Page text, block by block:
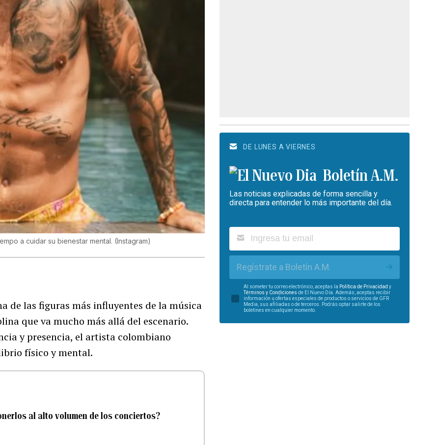
a cuidar su bienestar mental. (Instagram)
de las figuras más influyentes de la música
que va mucho más allá del escenario.
y presencia, el artista colombiano
físico y mental.
al alto volumen de los conciertos?
DE LUNES A VIERNES
Boletín A.M.
Las noticias explicadas de forma sencilla y
directa para entender lo más importante del día.
Regístrate a Boletín A.M.
Al someter tu correo electrónico, aceptas la Política de Privacidad y
Términos y Condiciones de El Nuevo Día. Además, aceptas recibir
información u ofertas especiales de productos o servicios de GFR
Media, sus afiliadas o de terceros. Podrás optar salirte de los
boletines en cualquier momento.